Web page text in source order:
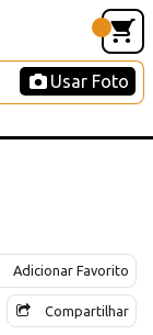
Usar Foto
Adicionar Favorito
Compartilhar